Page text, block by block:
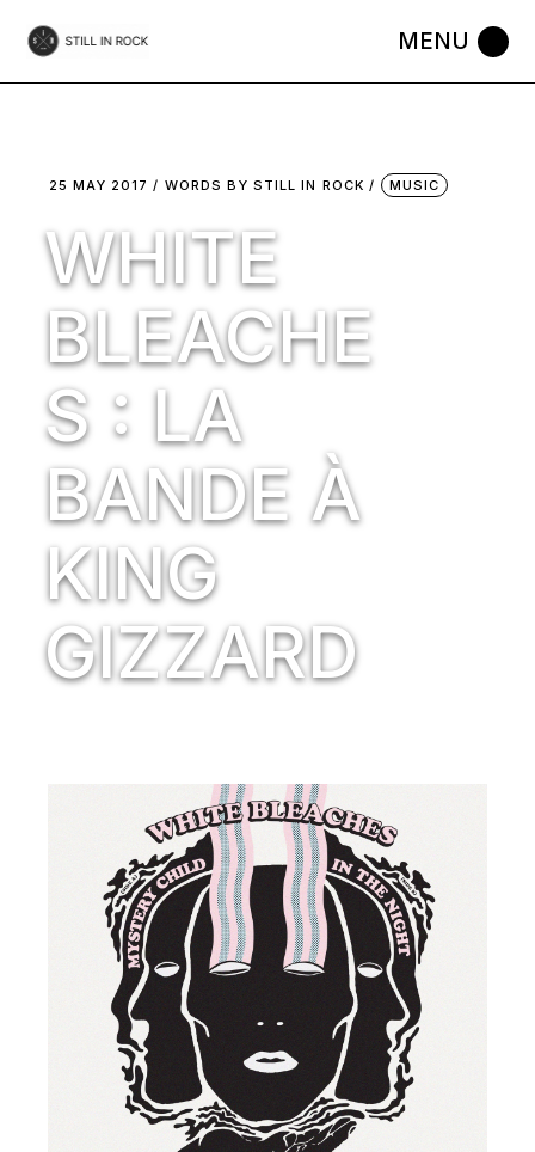
the
25 MAY 2017 WORDS BY STILL IN ROCK MUSIC
WHITE
BLEACHE
S : LA
BANDE À
KING
GIZZARD